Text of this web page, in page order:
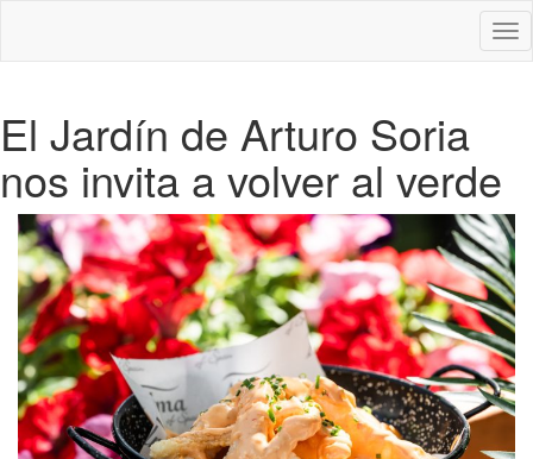
El Jardín de Arturo Soria
nos invita a volver al verde